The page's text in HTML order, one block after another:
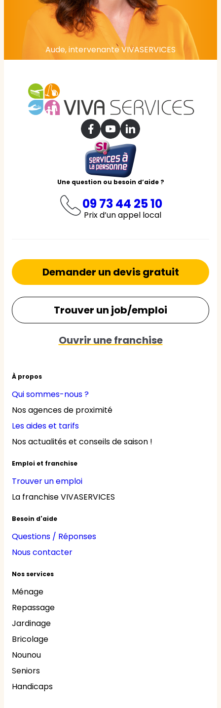
Aude, intervenante VIVASERVICES
Une question ou besoin d’aide ?
09 73 44 25 10
Prix d’un appel local
À propos
Qui sommes-nous ?
Nos agences de proximité
Les aides et tarifs
Nos actualités et conseils de saison !
Emploi et franchise
Trouver un emploi
La franchise VIVASERVICES
Besoin d'aide
Questions / Réponses
Nous contacter
Nos services
Ménage
Repassage
Jardinage
Bricolage
Nounou
Seniors
Handicaps
Demander un devis gratuit
Trouver un job/emploi
Ouvrir une franchise